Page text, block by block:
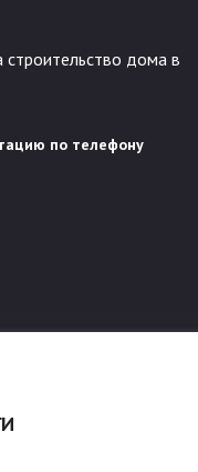
строительство дома в
по телефону